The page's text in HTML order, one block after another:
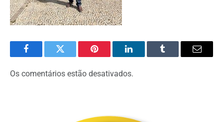
FacebookTwitter Pinterest O
LinkedIn
Tumblr
E-
Os comentários estão desativados.